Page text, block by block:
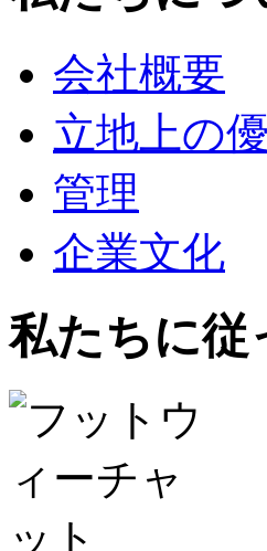
会社概要
立地上の
管理
企業文化
私たちに従